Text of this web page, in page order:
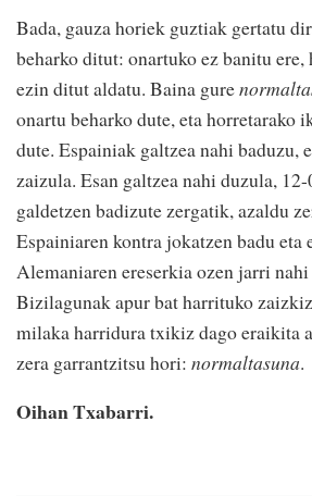
Bada, gauza horiek guztiak gertatu
beharko ditut: onartuko ez banitu ere,
ezin ditut aldatu. Baina gure
onartu beharko dute, eta horretarako
dute. Espainiak galtzea nahi baduzu,
zaizula. Esan galtzea nahi duzula,
galdetzen badizute zergatik, azaldu
Espainiaren kontra jokatzen badu
Alemaniaren ereserkia ozen jarri
Bizilagunak apur bat harrituko
milaka harridura txikiz dago eraikita
zera garrantzitsu hori: normaltasuna.
Oihan Txabarri.